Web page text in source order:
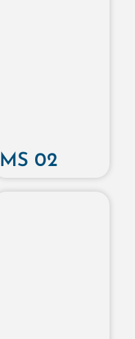
MS 02